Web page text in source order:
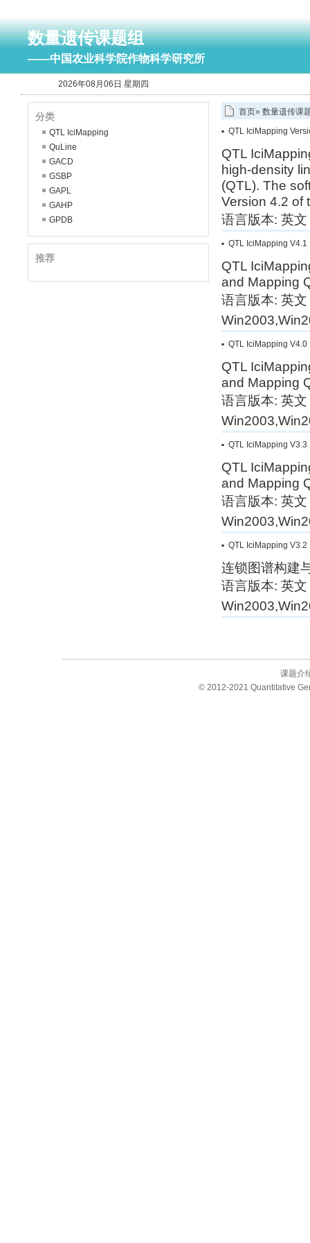
数量遗传课题组
——中国农业科学院作物科学研究所
2026年08月06日 星期四
分类
QTL IciMapping
QuLine
GACD
GSBP
GAPL
GAHP
GPDB
推荐
首页» 数量遗传课
QTL IciMapping
QTL
high-density
(QTL). The
Version 4.2 of
语言版本: 英文
QTL IciMapping V4.1
QTL
and Mapping
语言版本: 英文
QTL IciMapping V4.0
QTL
and Mapping
语言版本: 英文
QTL IciMapping V3.3
QTL
and Mapping
语言版本: 英文
QTL IciMapping V3.2
连锁图谱构建
语言版本: 英文
课题介
© 2012-2021 Quantitative